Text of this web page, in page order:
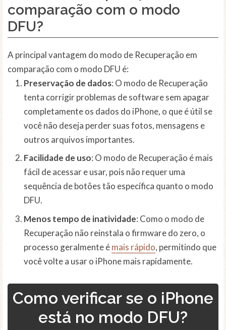
comparação com o modo
DFU?
A principal vantagem do modo de Recuperação em
comparação com o modo DFU é:
Preservação de dados: O modo de Recuperação
tenta corrigir problemas de software sem apagar
completamente os dados do iPhone, o que é útil se
você não deseja perder suas fotos, mensagens e
outros arquivos importantes.
Facilidade de uso: O modo de Recuperação é mais
fácil de acessar e usar, pois não requer uma
sequência de botões tão específica quanto o modo
DFU.
Menos tempo de inatividade: Como o modo de
Recuperação não reinstala o firmware do zero, o
processo geralmente émais rápido, permitindo que
você volte a usar o iPhone mais rapidamente.
Como verificar se o iPhone
está no modo DFU?